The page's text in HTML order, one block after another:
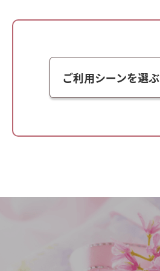
ご利用シーンを選ぶ